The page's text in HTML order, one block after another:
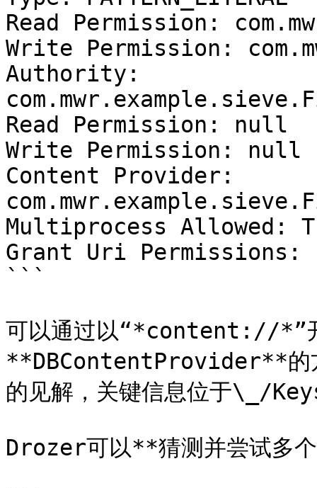
Read Permission:
Write Permission:
Authority:
Read Permission: null
Write Permission: null
Content Provider:
Multiprocess Allowed:
Grant Uri Permissions:
```
可以通过以“*content://*”
**DBContentProvider**的
的见解，关键信息位于\_/
Drozer可以**猜测并尝试多